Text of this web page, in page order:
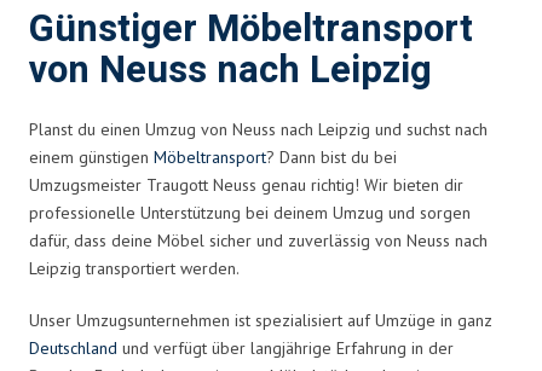
Günstiger Möbeltransport
von Neuss nach Leipzig
Planst du einen Umzug von Neuss nach Leipzig und suchst nach
einem günstigen Möbeltransport? Dann bist du bei
Umzugsmeister Traugott Neuss genau richtig! Wir bieten dir
professionelle Unterstützung bei deinem Umzug und sorgen
dafür, dass deine Möbel sicher und zuverlässig von Neuss nach
Leipzig transportiert werden.
Unser Umzugsunternehmen ist spezialisiert auf Umzüge in ganz
Deutschland und verfügt über langjährige Erfahrung in der